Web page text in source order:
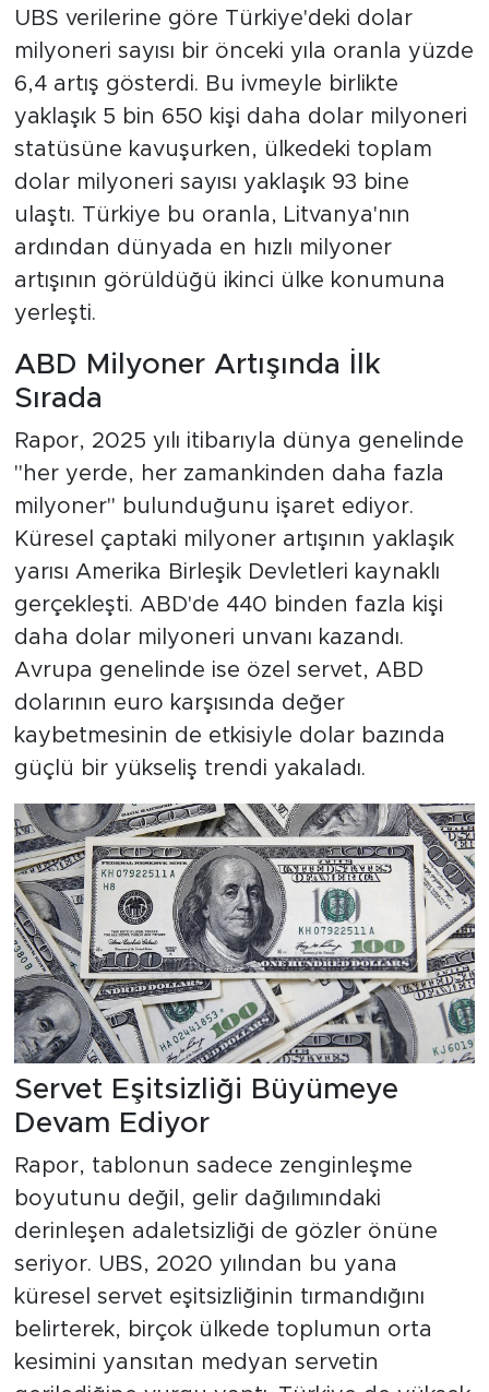
UBS verilerine göre Türkiye'deki dolar
milyoneri sayısı bir önceki yıla oranla yüzde
6,4 artış gösterdi. Bu ivmeyle birlikte
yaklaşık 5 bin 650 kişi daha dolar milyoneri
statüsüne kavuşurken, ülkedeki toplam
dolar milyoneri sayısı yaklaşık 93 bine
ulaştı. Türkiye bu oranla, Litvanya'nın
ardından dünyada en hızlı milyoner
artışının görüldüğü ikinci ülke konumuna
yerleşti.
ABD Milyoner Artışında İlk
Sırada
Rapor, 2025 yılı itibarıyla dünya genelinde
"her yerde, her zamankinden daha fazla
milyoner" bulunduğunu işaret ediyor.
Küresel çaptaki milyoner artışının yaklaşık
yarısı Amerika Birleşik Devletleri kaynaklı
gerçekleşti. ABD'de 440 binden fazla kişi
daha dolar milyoneri unvanı kazandı.
Avrupa genelinde ise özel servet, ABD
dolarının euro karşısında değer
kaybetmesinin de etkisiyle dolar bazında
güçlü bir yükseliş trendi yakaladı.
Servet Eşitsizliği Büyümeye
Devam Ediyor
Rapor, tablonun sadece zenginleşme
boyutunu değil, gelir dağılımındaki
derinleşen adaletsizliği de gözler önüne
seriyor. UBS, 2020 yılından bu yana
küresel servet eşitsizliğinin tırmandığını
belirterek, birçok ülkede toplumun orta
kesimini yansıtan medyan servetin